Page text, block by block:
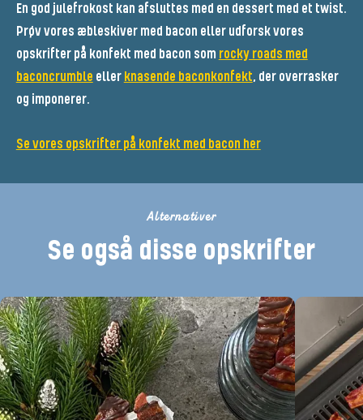
En god julefrokost kan afsluttes med en dessert med et twist.
Prøv vores æbleskiver med bacon eller udforsk vores
opskrifter på konfekt med bacon som rocky roads med
baconcrumble eller knasende baconkonfekt, der overrasker
og imponerer.
Se vores opskrifter på konfekt med bacon her
Alternativer
Se også disse opskrifter